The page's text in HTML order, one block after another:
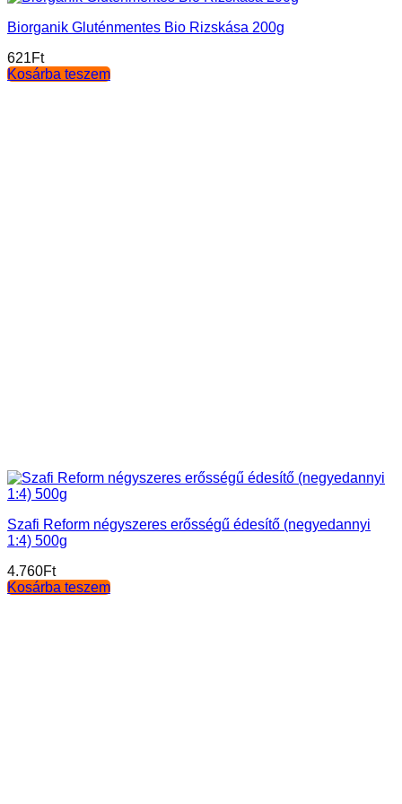
Biorganik Gluténmentes Bio Rizskása 200g
621Ft
Kosárba teszem
Szafi Reform négyszeres erősségű édesítő (negyedannyi
1:4) 500g
4.760Ft
Kosárba teszem